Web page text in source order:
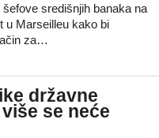
središnjih banaka na
u Marseilleu kako bi
za…
državne
se neće